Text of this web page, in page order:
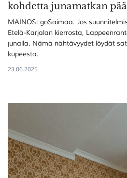
kohdetta junamatkan
MAINOS: goSaimaa. Jos
Etelä-Karjalan kierrosta,
junalla. Nämä nähtävyydet löydät
kupeesta.
23.06.2025